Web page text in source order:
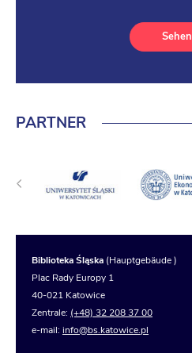
Sehen
PARTNER
Biblioteka Śląska (Hauptgebäude )
Plac Rady Europy 1
40-021 Katowice
Zentrale: (+48) 32 208 37 00
e-mail: info@bs.katowice.pl